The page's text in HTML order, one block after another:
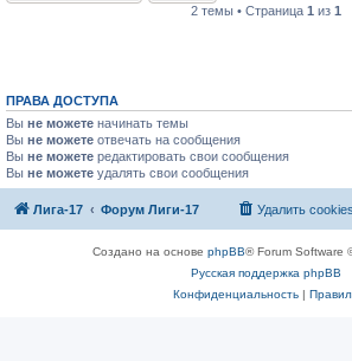
2 темы • Страница 1 из 1
ПРАВА ДОСТУПА
Вы не можете начинать темы
Вы не можете отвечать на сообщения
Вы не можете редактировать свои сообщения
Вы не можете удалять свои сообщения
Лига-17 Форум Лиги-17 Удалить cookies
Создано на основе phpBB® Forum Software
Русская поддержка phpBB
Конфиденциальность|